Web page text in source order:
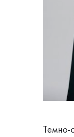
Темно-